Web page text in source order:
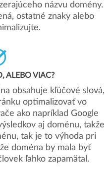
názvu domény.
ostatné znaky alebo
ALEBO VIAC?
obsahuje kľúčové slová,
optimalizovať vo
ako napríklad Google
aj doménu, takže
tak je to výhoda pri
doména by mala byť
ľahko zapamätal.